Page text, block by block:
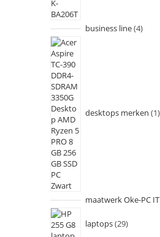
business line 4
desktops merken 1
maatwerk Oke-PC IT
laptops 29